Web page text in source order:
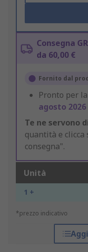
Consegna
da 60,00 €
Fornito dal
Pronto per
agosto 2026
Te ne servono
quantità e
consegna".
Unità
1 +
*prezzo indicativo